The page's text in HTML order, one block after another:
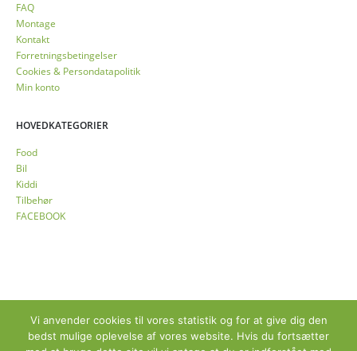
FAQ
Montage
Kontakt
Forretningsbetingelser
Cookies & Persondatapolitik
Min konto
HOVEDKATEGORIER
Food
Bil
Kiddi
Tilbehør
FACEBOOK
Vi anvender cookies til vores statistik og for at give dig den
bedst mulige oplevelse af vores website. Hvis du fortsætter